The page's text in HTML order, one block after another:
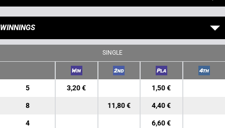
WINNINGS
SINGLE
5 3,20 € 1,50 €
8 11,80 € 4,40 €
4 6,60 €